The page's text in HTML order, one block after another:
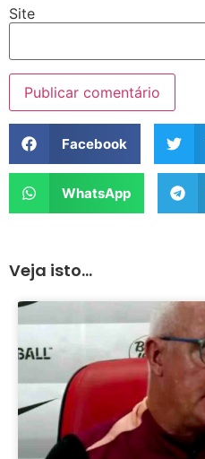
Site
Facebook
WhatsApp
Veja isto...